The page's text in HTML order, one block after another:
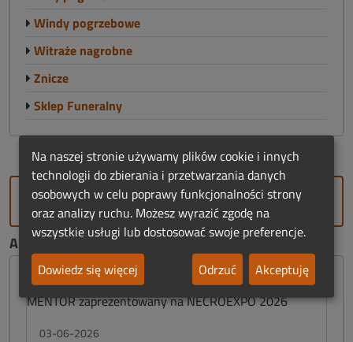
Windy pogrzebowe
Witraże nagrobne
Znicze
Sklep Funeralny
DODAJ FIRMĘ
AKTUALNOŚCI FUNERALNE:
03-06-2026
Na naszej stronie używamy plików cookie i innych
technologii do zbierania i przetwarzania danych
osobowych w celu poprawy funkcjonalności strony
oraz analizy ruchu. Możesz wyrazić zgodę na
wszystkie usługi lub dostosować swoje preferencje.
Dowiedz się więcej
Odrzuć Akceptuję